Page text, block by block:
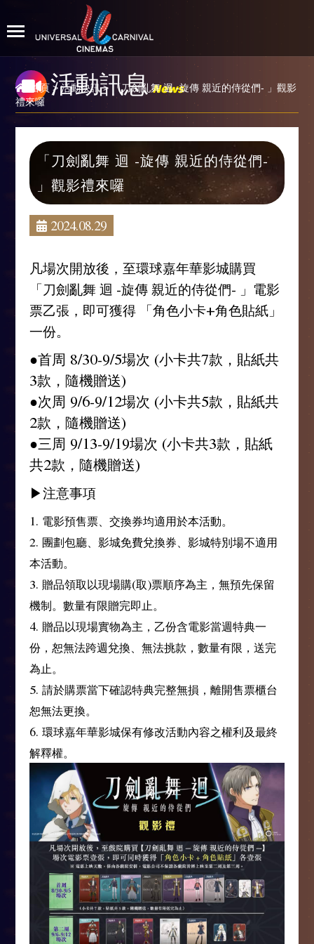
活動訊息News
首頁 >活動快訊> 「刀劍亂舞 迴 -旋傳 親近的侍從們- 」觀影
禮來囉
「刀劍亂舞 迴 -旋傳 親近的侍從們-
」觀影禮來囉
2024.08.29
凡場次開放後，至環球嘉年華影城購買
「刀劍亂舞 迴 -旋傳 親近的侍從們- 」電影
票乙張，即可獲得 「角色小卡+角色貼紙」
一份。
●首周 8/30-9/5場次 (小卡共7款，貼紙共
3款，隨機贈送)
●次周 9/6-9/12場次 (小卡共5款，貼紙共
2款，隨機贈送)
●三周 9/13-9/19場次 (小卡共3款，貼紙
共2款，隨機贈送)
▶注意事項
1. 電影預售票、交換券均適用於本活動。
2. 團劃包廳、影城免費兌換券、影城特別場不適用
本活動。
3. 贈品領取以現場購(取)票順序為主，無預先保留
機制。數量有限贈完即止。
4. 贈品以現場實物為主，乙份含電影當週特典一
份，恕無法跨週兌換、無法挑款，數量有限，送完
為止。
5. 請於購票當下確認特典完整無損，離開售票櫃台
恕無法更換。
6. 環球嘉年華影城保有修改活動內容之權利及最終
解釋權。